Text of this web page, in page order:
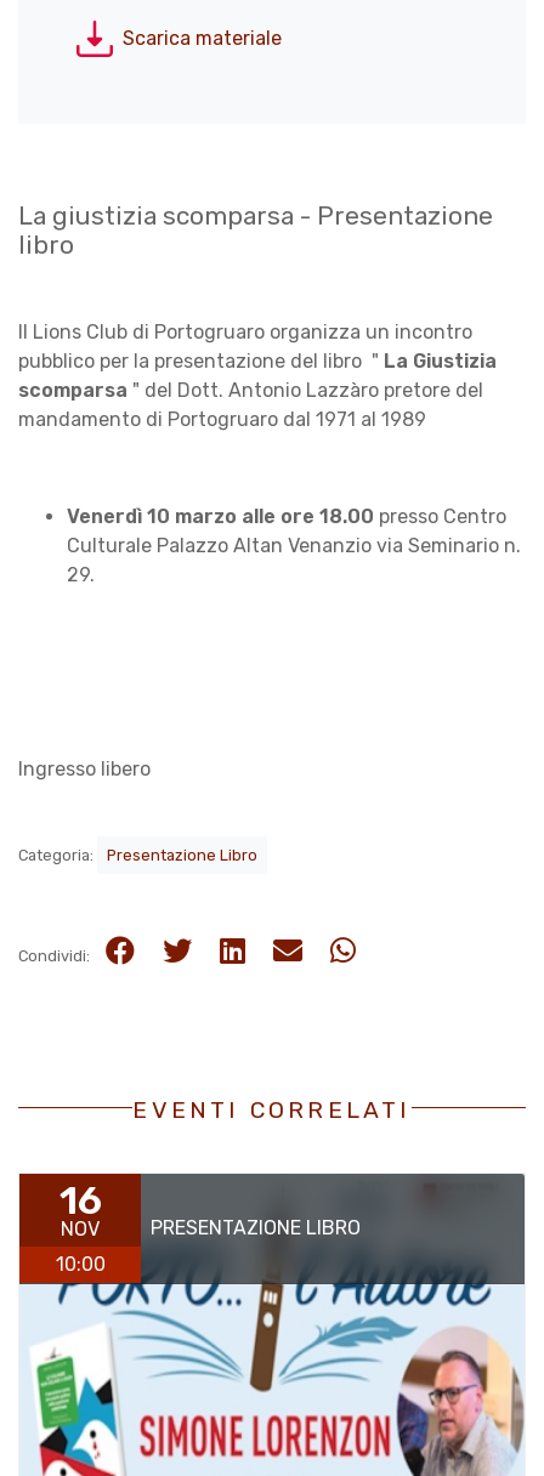
Scarica materiale
La giustizia scomparsa - Presentazione
libro
Il Lions Club di Portogruaro organizza un incontro
pubblico per la presentazione del libro " La Giustizia
scomparsa " del Dott. Antonio Lazzàro pretore del
mandamento di Portogruaro dal 1971 al 1989
Venerdì 10 marzo alle ore 18.00 presso Centro
Culturale Palazzo Altan Venanzio via Seminario n.
29.
Ingresso libero
Categoria: Presentazione Libro
Condividi:
EVENTI CORRELATI
16
NOV
10:00
PRESENTAZIONE LIBRO